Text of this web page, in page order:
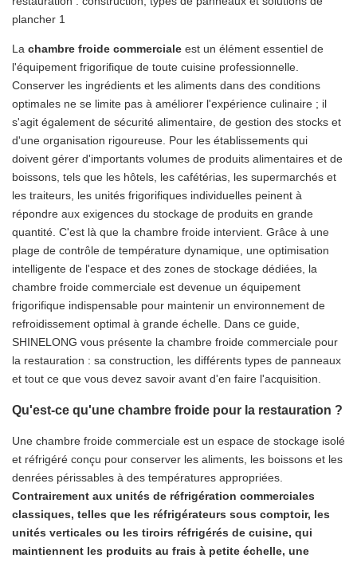
La chambre froide commerciale est un élément essentiel de
l'équipement frigorifique de toute cuisine professionnelle.
Conserver les ingrédients et les aliments dans des conditions
optimales ne se limite pas à améliorer l'expérience culinaire ; il
s'agit également de sécurité alimentaire, de gestion des stocks et
d'une organisation rigoureuse. Pour les établissements qui
doivent gérer d'importants volumes de produits alimentaires et de
boissons, tels que les hôtels, les cafétérias, les supermarchés et
les traiteurs, les unités frigorifiques individuelles peinent à
répondre aux exigences du stockage de produits en grande
quantité. C'est là que la chambre froide intervient. Grâce à une
plage de contrôle de température dynamique, une optimisation
intelligente de l'espace et des zones de stockage dédiées, la
chambre froide commerciale est devenue un équipement
frigorifique indispensable pour maintenir un environnement de
refroidissement optimal à grande échelle. Dans ce guide,
SHINELONG vous présente la chambre froide commerciale pour
la restauration : sa construction, les différents types de panneaux
et tout ce que vous devez savoir avant d'en faire l'acquisition.
Qu'est-ce qu'une chambre froide pour la restauration ?
Une chambre froide commerciale est un espace de stockage isolé
et réfrigéré conçu pour conserver les aliments, les boissons et les
denrées périssables à des températures appropriées.
Contrairement aux unités de réfrigération commerciales
classiques, telles que les réfrigérateurs sous comptoir, les
unités verticales ou les tiroirs réfrigérés de cuisine, qui
maintiennent les produits au frais à petite échelle, une